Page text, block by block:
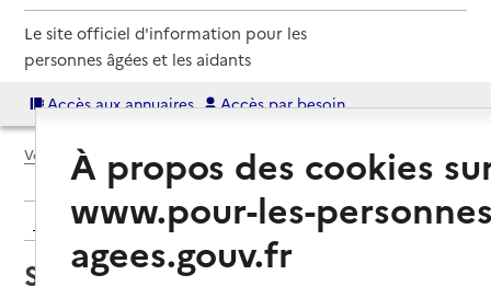
Le site officiel d'information pour les
personnes âgées et les aidants
Accès aux annuaires Accès par besoin
Voir le fil d’Ariane
Retour aux résultats de l'annuaire
Service autonomie à domicile
À propos des cookies
www.pour-les-
agees.gouv.fr